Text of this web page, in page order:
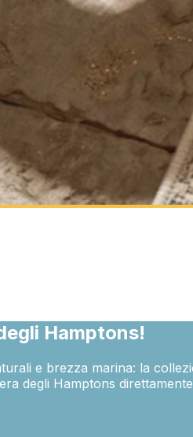
Hamptons!
e brezza marina: la
degli Hamptons
Utilizziamo i cookie per
Condividiamo inoltre
combinarle con altre
I cookie relativi alle
esempio la tua lingua
Statistica